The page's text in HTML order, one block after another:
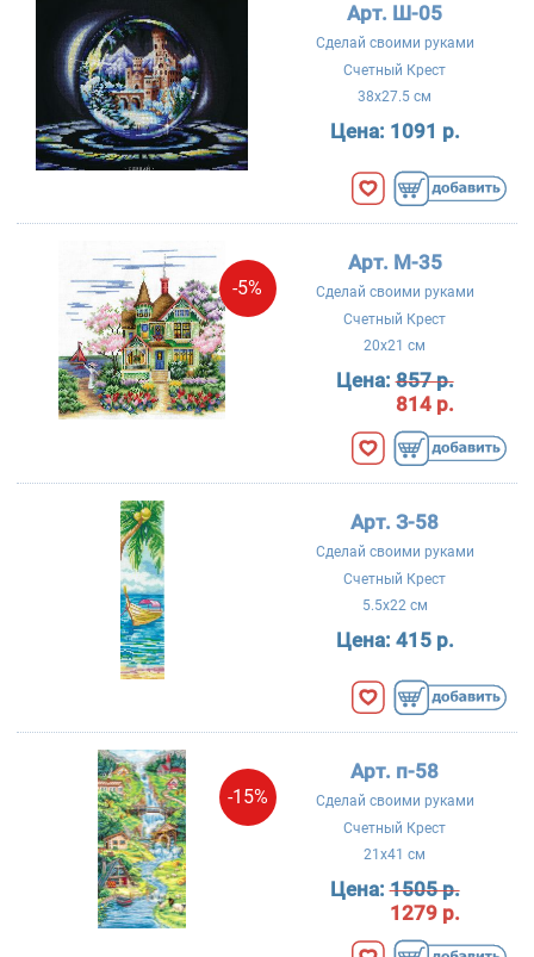
Арт. Ш-05
Сделай своими руками
Счетный Крест
38x27.5 см
Цена: 1091 р.
-5%
Арт. М-35
Сделай своими руками
Счетный Крест
20x21 см
Цена:857 р.
814 р.
Арт. З-58
Сделай своими руками
Счетный Крест
5.5x22 см
Цена: 415 р.
-15%
Арт. п-58
Сделай своими руками
Счетный Крест
21x41 см
Цена:1505 р.
1279 р.